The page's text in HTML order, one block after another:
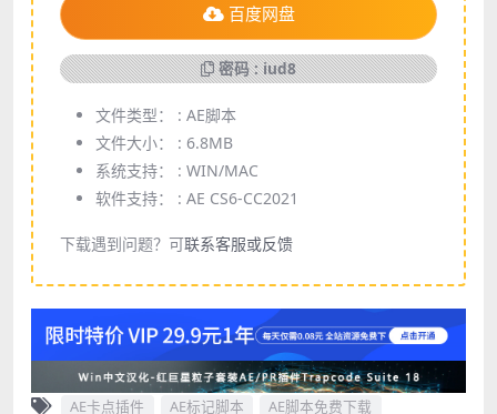
百度网盘
密码 : iud8
文件类型： : AE脚本
文件大小： : 6.8MB
系统支持： : WIN/MAC
软件支持： : AE CS6-CC2021
下载遇到问题？可联系客服或反馈
AE卡点插件 AE标记脚本 AE脚本免费下载